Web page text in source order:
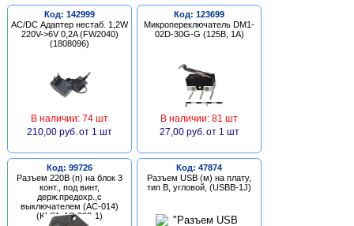
Код: 142999
AC/DC Адаптер нестаб. 1,2W
220V->6V 0,2A (FW2040)
(1808096)
В наличии: 74 шт
210,00 руб. от 1 шт
Код: 123699
Микропереключатель DM1-
02D-30G-G (125В, 1А)
В наличии: 81 шт
27,00 руб. от 1 шт
Код: 99726
Разъем 220В (п) на блок 3
конт., под винт,
держ.предохр.,с
выключателем (AC-014)
(KLS1-AS-303-1)
Код: 47874
Разъем USB (м) на плату,
тип В, угловой, (USBB-1J)